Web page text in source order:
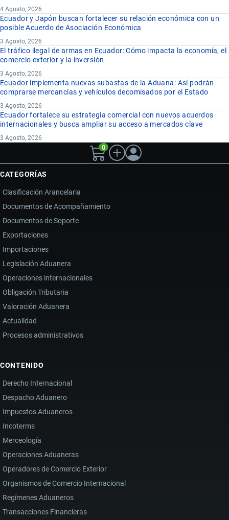
4 Agosto, 2026
Ecuador y Japón buscan fortalecer su relación económica con un
posible Acuerdo de Asociación Económica
3 Agosto, 2026
El tráfico ilegal de armas en Ecuador: Cómo impacta la economía, el
comercio exterior y la inversión
3 Agosto, 2026
Ecuador implementa nuevas subastas de la Aduana: Así podrán
comprarse mercancías y vehículos decomisados por el Estado
3 Agosto, 2026
Ecuador fortalece su estrategia comercial con nuevos acuerdos
internacionales y busca ampliar su acceso a mercados clave
3 Agosto, 2026
0
CATEGORÍAS
Clasificación Arancelaria
Documentos de Acompañamiento
Documentos de Soporte
Exportaciones
Importaciones
Legislación Aduanera
Operaciones internacionales
Obligación Tributaria
Valoración Aduanera
Actualidad
Procesos administrativos
CONTENIDO
Derecho Internacional
Despacho Aduanero
Impuestos Aduaneros
Incoterms
Merceología
Operaciones Aduaneras
Operadores de Comercio Exterior
Organismos de Comercio Internacional
Regímenes Aduaneros
Transacciones Financieras